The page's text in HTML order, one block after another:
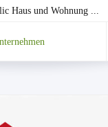
Haus und Wohnung ...